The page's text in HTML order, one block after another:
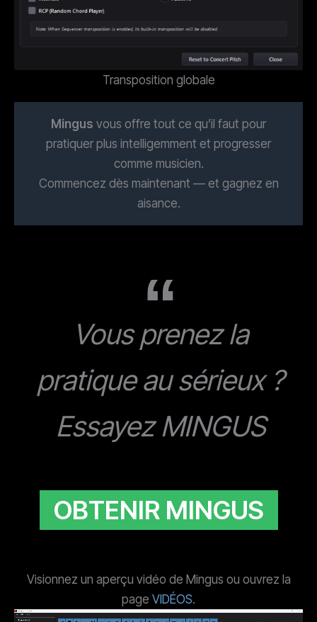
Transposition globale
Mingus vous offre tout ce qu’il faut pour
pratiquer plus intelligemment et progresser
comme musicien.
Commencez dès maintenant — et gagnez en
aisance.
Vous prenez la
pratique au sérieux ?
Essayez MINGUS
OBTENIR MINGUS
Visionnez un aperçu vidéo de Mingus ou ouvrez la
page VIDÉOS.